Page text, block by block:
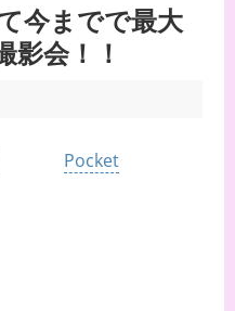
今までで最大
影会！！
Pocket